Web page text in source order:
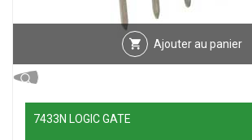
Ajouter au panier
7433N LOGIC GATE